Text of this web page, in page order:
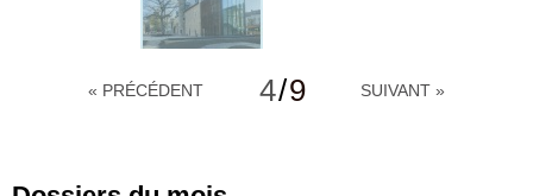
« PRÉCÉDENT 4/9 SUIVANT »